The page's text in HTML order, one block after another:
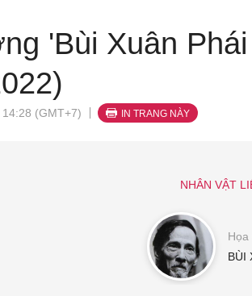
'Bùi Xuân
(GMT+7) IN TRANG NÀY
NHÂN VẬT
Họa
BÙI